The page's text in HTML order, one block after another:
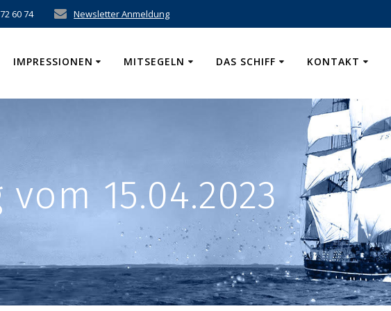
60 74 Newsletter Anmeldung
IMPRESSIONEN MITSEGELN DAS SCHIFF KONTAKT
15.04.2023